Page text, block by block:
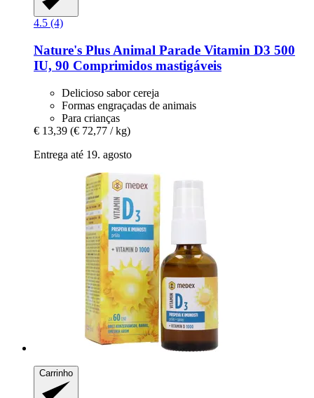
4.5 (4)
Nature's Plus Animal Parade Vitamin D3 500
IU, 90 Comprimidos mastigáveis
Delicioso sabor cereja
Formas engraçadas de animais
Para crianças
€ 13,39 (€ 72,77 / kg)
Entrega até 19. agosto
Carrinho